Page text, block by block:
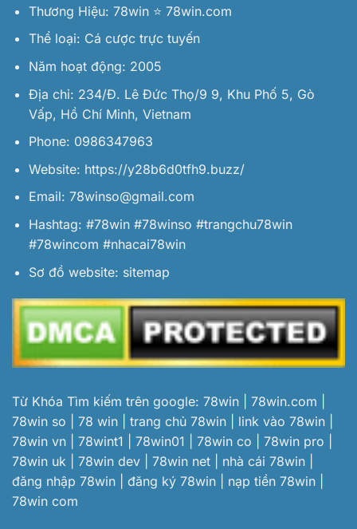
Thương Hiệu: 78win⭐️ 78win.com
Thể loại: Cá cược trực tuyến
Năm hoạt động: 2005
Địa chỉ: 234/Đ. Lê Đức Thọ/9 9, Khu Phố 5, Gò
Vấp, Hồ Chí Minh, Vietnam
Phone: 0986347963
Website: https://y28b6d0tfh9.buzz/
Email: 78winso@gmail.com
Hashtag: #78win #78winso #trangchu78win
#78wincom #nhacai78win
Sơ đồ website: sitemap
Từ Khóa Tìm kiếm trên google: 78win | 78win.com |
78win so | 78 win | trang chủ 78win | link vào 78win |
78win vn | 78wint1 | 78win01 | 78win co | 78win pro |
78win uk | 78win dev | 78win net | nhà cái 78win |
đăng nhập 78win | đăng ký 78win | nạp tiền 78win |
78win com